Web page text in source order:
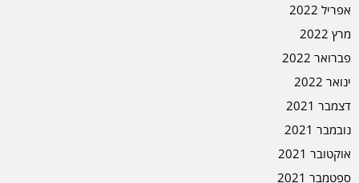
אפריל 2022
מרץ 2022
פברואר 2022
ינואר 2022
דצמבר 2021
נובמבר 2021
אוקטובר 2021
ספטמבר 2021